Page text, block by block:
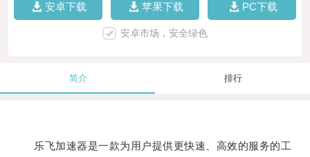
安卓下载 苹果下载 PC下载
安卓市场，安全绿色
简介 排行
乐飞加速器是一款为用户提供更快速、高效的服务的工